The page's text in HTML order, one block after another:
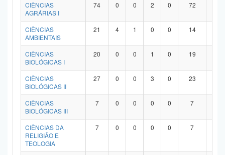
CIÊNCIAS
AGRÁRIAS I
74 0 0 2 0 72
CIÊNCIAS
AMBIENTAIS
21 4 1 0 0 14
CIÊNCIAS
BIOLÓGICAS I
20 0 0 1 0 19
CIÊNCIAS
BIOLÓGICAS II
27 0 0 3 0 23
CIÊNCIAS
BIOLÓGICAS III
7 0 0 0 0 7
CIÊNCIAS DA
RELIGIÃO E
TEOLOGIA
7 0 0 0 0 7